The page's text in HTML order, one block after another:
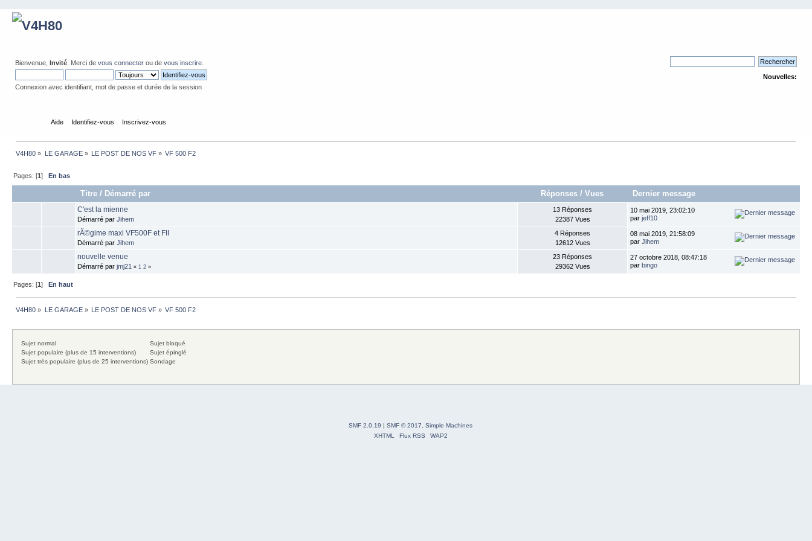
Bienvenue, Invité . Merci de vous connecter ou de vous inscrire
Connexion avec identifiant, mot de passe et durée de la session
Nouvelles:
Aide Identifiez-vous Inscrivez-vous
V4H80 » LE GARAGE» LE POST DE NOS VF» VF 500 F2
Pages: [1]En bas
Titre / Démarré par Réponses / Vues Dernier message
C'est la mienne
Démarré par Jihem
13 Réponses
22387 Vues
10 mai 2019, 23:02:10
par jeff10
rÃ©gime maxi VF500F et FII
Démarré par Jihem
4 Réponses
12612 Vues
08 mai 2019, 21:58:09
par Jihem
nouvelle venue
Démarré par jmj21 « 1 2 »
23 Réponses
29362 Vues
27 octobre 2018, 08:47:18
par bingo
Pages: [1]En haut
V4H80 » LE GARAGE» LE POST DE NOS VF» VF 500 F2
Sujet normal
Sujet populaire (plus de 15 interventions)
Sujet très populaire (plus de 25 interventions)
Sujet bloqué
Sujet épinglé
Sondage
SMF 2.0.19 | SMF © 2017, Simple Machines
XHTML
Flux RSS WAP2